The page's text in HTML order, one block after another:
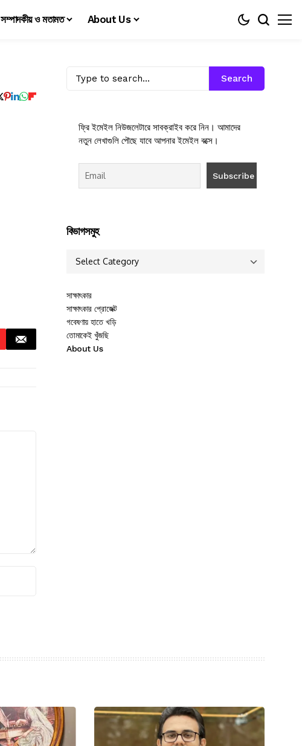
সম্পাদকীয় ও মতামত About Us
Search
ফ্রি ইমেইল নিউজলেটারে সাবক্রাইব করে নিন। আমাদের
নতুন লেখাগুলি পৌছে যাবে আপনার ইমেইল বক্সে।
বিভাগসমুহ
সাক্ষাৎকার
সাক্ষাৎকার প্রোজেক্ট
গবেষণায় হাতে খড়ি
তোমাকেই খুঁজছি
About Us